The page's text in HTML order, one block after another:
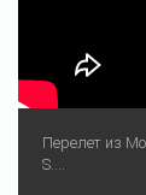
Перелет из
S....